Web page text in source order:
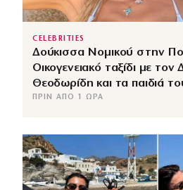
CELEBRITIES
Δούκισσα Νομικού στην
Οικογενειακό ταξίδι με
Θεοδωρίδη και τα παιδιά
ΠΡΙΝ ΑΠΌ 1 ΏΡΑ